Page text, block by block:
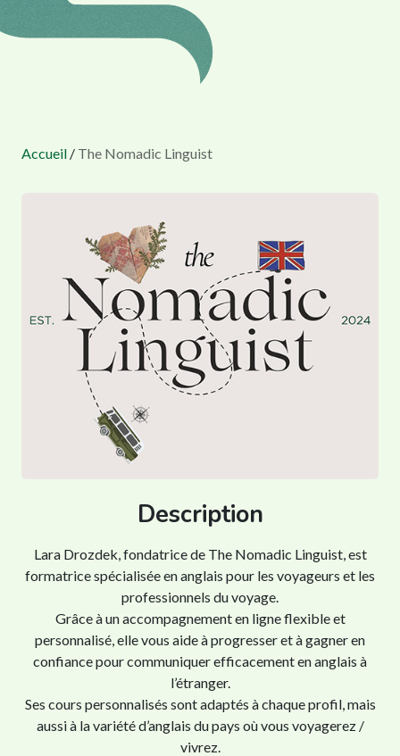
Accueil / The Nomadic Linguist
Description
Lara Drozdek, fondatrice de The Nomadic Linguist, est
formatrice spécialisée en anglais pour les voyageurs et les
professionnels du voyage.
Grâce à un accompagnement en ligne flexible et
personnalisé, elle vous aide à progresser et à gagner en
confiance pour communiquer efficacement en anglais à
l’étranger.
Ses cours personnalisés sont adaptés à chaque profil, mais
aussi à la variété d’anglais du pays où vous voyagerez /
vivrez.